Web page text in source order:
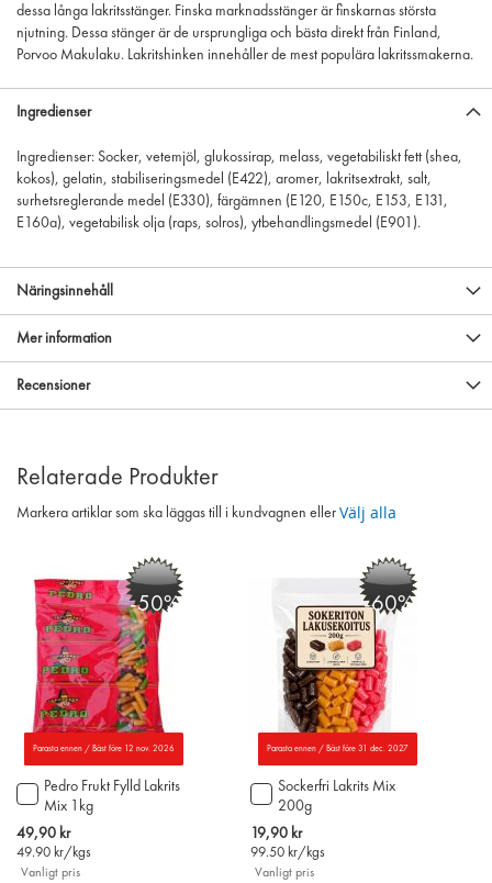
dessa långa lakritsstänger. Finska marknadsstänger är finskarnas största
njutning. Dessa stänger är de ursprungliga och bästa direkt från Finland,
Porvoo Makulaku. Lakritshinken innehåller de mest populära lakritssmakerna.
Ingredienser
Ingredienser: Socker, vetemjöl, glukossirap, melass, vegetabiliskt fett (shea,
kokos), gelatin, stabiliseringsmedel (E422), aromer, lakritsextrakt, salt,
surhetsreglerande medel (E330), färgämnen (E120, E150c, E153, E131,
E160a), vegetabilisk olja (raps, solros), ytbehandlingsmedel (E901).
Näringsinnehåll
Mer information
Recensioner
Relaterade Produkter
Markera artiklar som ska läggas till i kundvagnen eller Välj alla
Parasta ennen / Bäst före 12 nov. 2026
-50%
Pedro Frukt Fylld Lakrits
Mix 1kg
Special
Price
49,90 kr
49.90 kr/kgs
Vanligt pris
Lägg
till
i
varukorgen
-60%
Parasta ennen / Bäst före 31 dec. 2027
Sockerfri Lakrits Mix
200g
Special
Price
19,90 kr
99.50 kr/kgs
Vanligt pris
Lägg
till
i
varukorgen